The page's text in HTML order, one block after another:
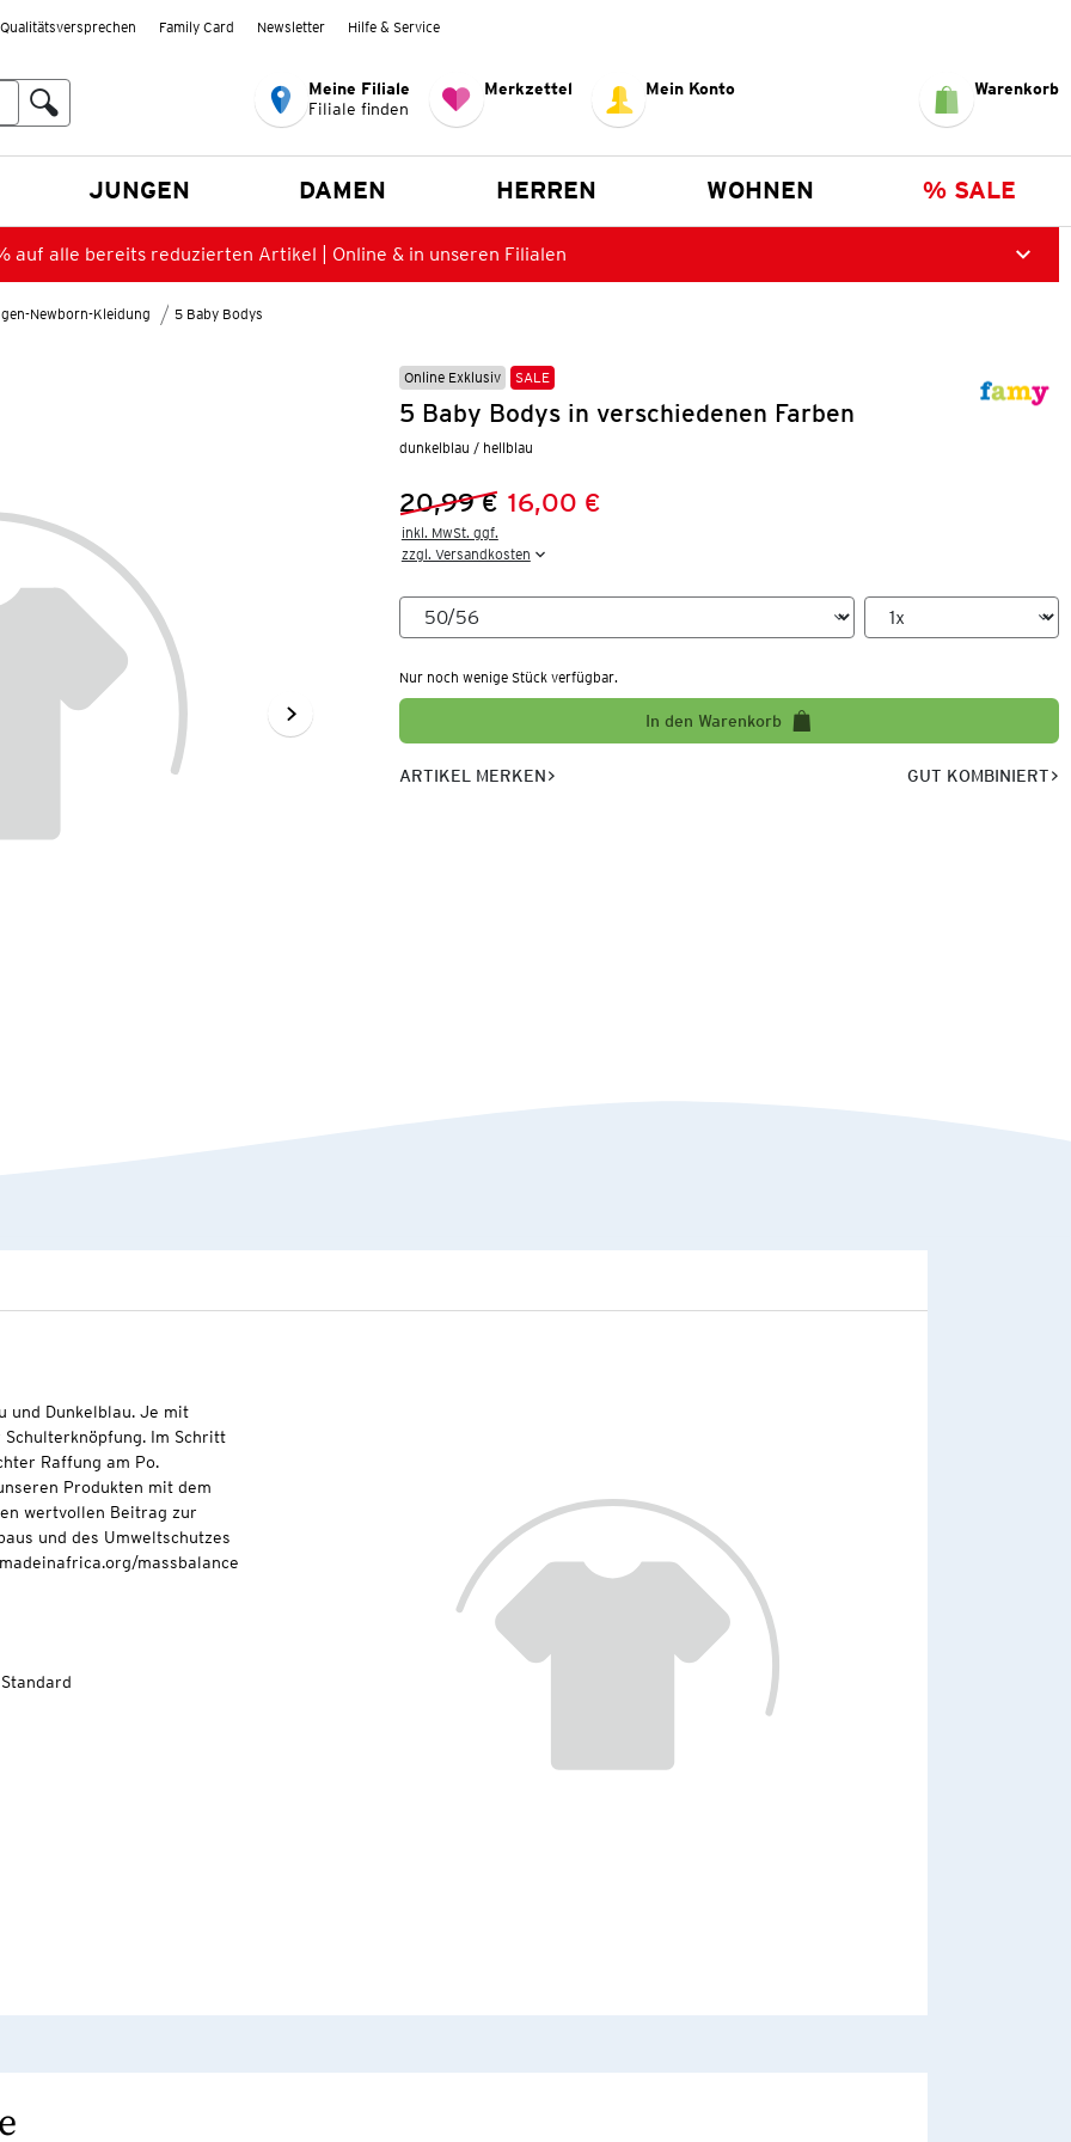
Qualitätsversprechen Family Card Newsletter Hilfe & Service
Meine Filiale
Filiale finden
Merkzettel Mein Konto Warenkorb
JUNGEN DAMEN HERREN WOHNEN % SALE
auf alle bereits reduzierten Artikel | Online & in unseren Filialen
Newborn-Kleidung 5 Baby Bodys
Online Exklusiv SALE
5 Baby Bodys in verschiedenen Farben
dunkelblau / hellblau
Vorheriger Preis:
20,99 €
Neuer Preis:16,00 €
inkl. MwSt. ggf.
zzgl. Versandkosten
Nur noch wenige Stück verfügbar.
In den Warenkorb
ARTIKEL MERKEN GUT KOMBINIERT
und Dunkelblau. Je mit
Im Schritt
Raffung am Po.
Produkten mit dem
wertvollen Beitrag zur
und des Umweltschutzes
massbalance